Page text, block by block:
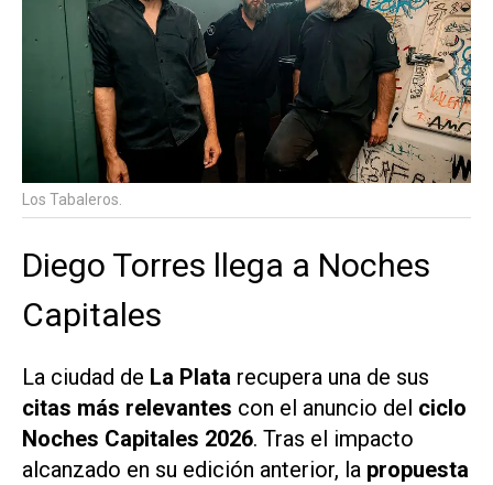
Los Tabaleros.
Diego Torres llega a Noches
Capitales
La ciudad de La Plata recupera una de sus
citas más relevantes con el anuncio del ciclo
Noches Capitales 2026. Tras el impacto
alcanzado en su edición anterior, la propuesta